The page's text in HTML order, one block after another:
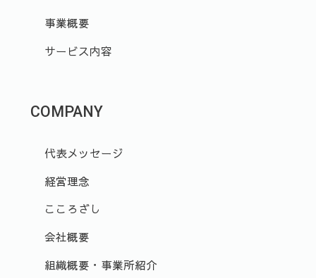
事業概要
サービス内容
COMPANY
代表メッセージ
経営理念
こころざし
会社概要
組織概要・事業所紹介